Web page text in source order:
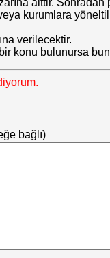
aittir.
kurumlara
verilecektir.
bir konu bulunursa
bağlı)